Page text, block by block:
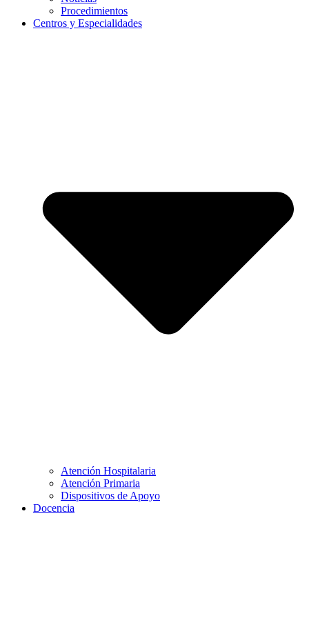
Procedimientos
Centros y Especialidades
Atención Hospitalaria
Atención Primaria
Dispositivos de Apoyo
Docencia